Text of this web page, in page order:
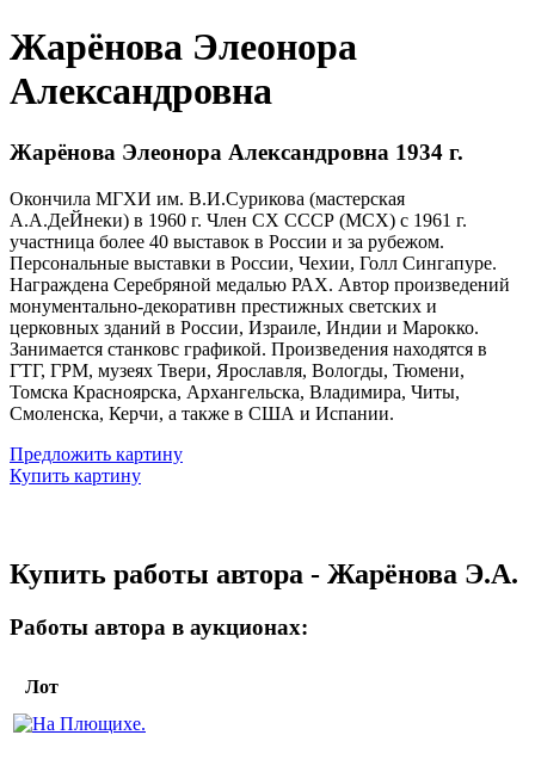
Жарёнова Элеонора
Александровна
Жарёнова Элеонора Александровна 1934 г.
Окончила МГХИ им. В.И.Сурикова (мастерская
А.А.ДеЙнеки) в 1960 г. Член СХ СССР (МСХ) с 1961 г.
участница более 40 выставок в России и за рубежом.
Персональные выставки в России, Чехии, Голл Сингапуре.
Награждена Серебряной медалью РАХ. Автор произведений
монументально-декоративн престижных светских и
церковных зданий в России, Израиле, Индии и Марокко.
Занимается станковс графикой. Произведения находятся в
ГТГ, ГРМ, музеях Твери, Ярославля, Вологды, Тюмени,
Томска Красноярска, Архангельска, Владимира, Читы,
Смоленска, Керчи, а также в США и Испании.
Предложить картину
Купить картину
Купить работы автора - Жарёнова Э.А.
Работы автора в аукционах:
Лот